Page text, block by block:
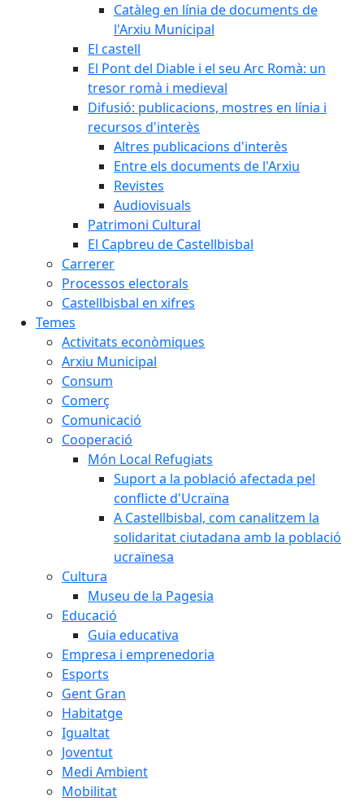
Catàleg en línia de documents de
l'Arxiu Municipal
El castell
El Pont del Diable i el seu Arc Romà: un
tresor romà i medieval
Difusió: publicacions, mostres en línia i
recursos d'interès
Altres publicacions d'interès
Entre els documents de l'Arxiu
Revistes
Audiovisuals
Patrimoni Cultural
El Capbreu de Castellbisbal
Carrerer
Processos electorals
Castellbisbal en xifres
Temes
Activitats econòmiques
Arxiu Municipal
Consum
Comerç
Comunicació
Cooperació
Món Local Refugiats
Suport a la població afectada pel
conflicte d'Ucraïna
A Castellbisbal, com canalitzem la
solidaritat ciutadana amb la població
ucraïnesa
Cultura
Museu de la Pagesia
Educació
Guia educativa
Empresa i emprenedoria
Esports
Gent Gran
Habitatge
Igualtat
Joventut
Medi Ambient
Mobilitat